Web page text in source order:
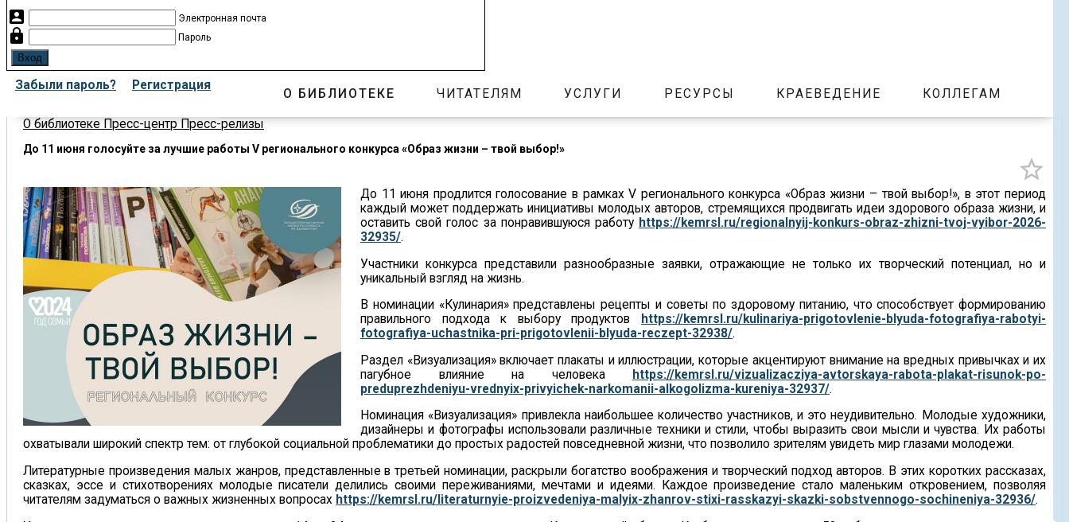
account_box Электронная почта
lock Пароль
Забыли пароль? Регистрация
О БИБЛИОТЕКЕ ЧИТАТЕЛЯМ УСЛУГИ РЕСУРСЫ КРАЕВЕДЕНИЕ КОЛЛЕГАМ
О библиотекеПресс-центрПресс-релизы
До 11 июня голосуйте за лучшие работы V регионального конкурса «Образ жизни – твой выбор!»
star_border
До 11 июня продлится голосование в рамках V регионального конкурса «Образ жизни – твой выбор!», в этот период
каждый может поддержать инициативы молодых авторов, стремящихся продвигать идеи здорового образа жизни, и
оставить свой голос за понравившуюся работу https://kemrsl.ru/regionalnyij-konkurs-obraz-zhizni-tvoj-vyibor-2026-
32935/.
Участники конкурса представили разнообразные заявки, отражающие не только их творческий потенциал, но и
уникальный взгляд на жизнь.
В номинации «Кулинария» представлены рецепты и советы по здоровому питанию, что способствует формированию
правильного подхода к выбору продуктов
https://kemrsl.ru/kulinariya-prigotovlenie-blyuda-fotografiya-rabotyi-
fotografiya-uchastnika-pri-prigotovlenii-blyuda-reczept-32938/.
Раздел «Визуализация» включает плакаты и иллюстрации, которые акцентируют внимание на вредных привычках и их
пагубное влияние на человека
https://kemrsl.ru/vizualizacziya-avtorskaya-rabota-plakat-risunok-po-
preduprezhdeniyu-vrednyix-privyichek-narkomanii-alkogolizma-kureniya-32937/.
Номинация «Визуализация» привлекла наибольшее количество участников, и это неудивительно. Молодые художники,
дизайнеры и фотографы использовали различные техники и стили, чтобы выразить свои мысли и чувства. Их работы
охватывали широкий спектр тем: от глубокой социальной проблематики до простых радостей повседневной жизни, что позволило зрителям увидеть мир глазами молодежи.
Литературные произведения малых жанров, представленные в третьей номинации, раскрыли богатство воображения и творческий подход авторов. В этих коротких рассказах,
сказках, эссе и стихотворениях молодые писатели делились своими переживаниями, мечтами и идеями. Каждое произведение стало маленьким откровением, позволяя
читателям задуматься о важных жизненных вопросах https://kemrsl.ru/literaturnyie-proizvedeniya-malyix-zhanrov-stixi-rasskazyi-skazki-sobstvennogo-sochineniya-32936/.